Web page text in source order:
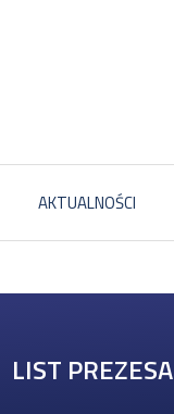
AKTUALNOŚCI
LIST PREZESA